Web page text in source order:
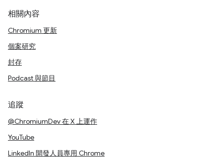
相關內容
Chromium 更新
個案研究
封存
Podcast 與節目
追蹤
@ChromiumDev 在 X 上運作
YouTube
LinkedIn 開發人員專用 Chrome